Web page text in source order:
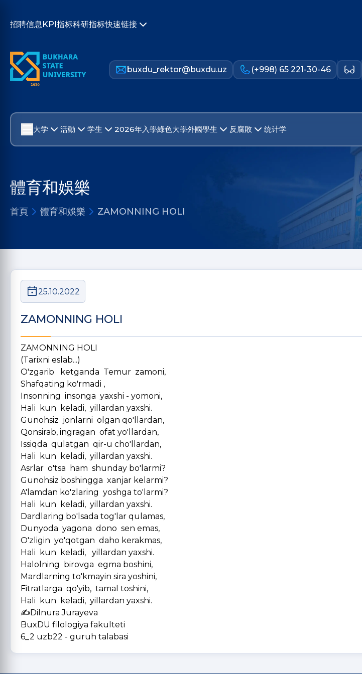
招聘信息KPI指标科研指标快速链接
buxdu_rektor@buxdu.uz (+998) 65 221-30-46
大学 活動 学生 2026年入學綠色大學外國學生 反腐敗 统计学
體育和娛樂
首頁 體育和娛樂 ZAMONNING HOLI
25.10.2022
ZAMONNING HOLI
ZAMONNING HOLI
(Tarixni eslab...)
O'zgarib ketganda Temur zamoni,
Shafqating ko'rmadi ,
Insonning insonga yaxshi - yomoni,
Hali kun keladi, yillardan yaxshi.
Gunohsiz jonlarni olgan qo'llardan,
Qonsirab, ingragan ofat yo'llardan,
Issiqda qulatgan qir-u cho'llardan,
Hali kun keladi, yillardan yaxshi.
Asrlar o'tsa ham shunday bo'larmi?
Gunohsiz boshingga xanjar kelarmi?
A'lamdan ko'zlaring yoshga to'larmi?
Hali kun keladi, yillardan yaxshi.
Dardlaring bo'lsada tog'lar qulamas,
Dunyoda yagona dono sen emas,
O'zligin yo'qotgan daho kerakmas,
Hali kun keladi, yillardan yaxshi.
Halolning birovga egma boshini,
Mardlarning to'kmayin sira yoshini,
Fitratlarga qo'yib, tamal toshini,
Hali kun keladi, yillardan yaxshi.
✍️Dilnura Jurayeva
BuxDU filologiya fakulteti
6_2 uzb22 - guruh talabasi